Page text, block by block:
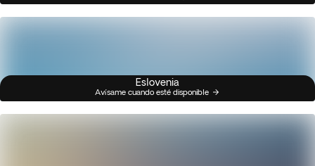
Eslovenia
Avísame cuando esté disponible